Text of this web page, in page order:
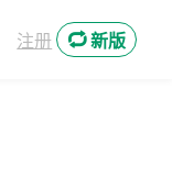
注册 新版